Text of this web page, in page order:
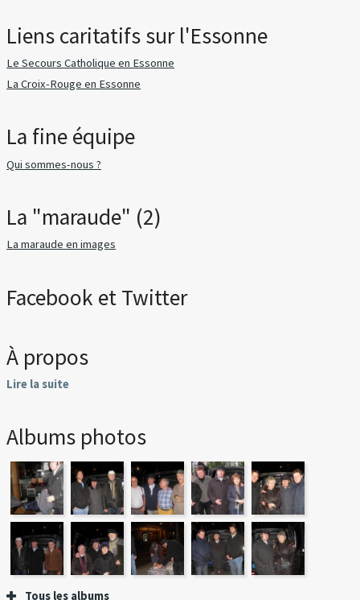
Liens caritatifs sur l'Essonne
Le Secours Catholique en Essonne
La Croix-Rouge en Essonne
La fine équipe
Qui sommes-nous ?
La "maraude" (2)
La maraude en images
Facebook et Twitter
À propos
Lire la suite
Albums photos
Tous les albums